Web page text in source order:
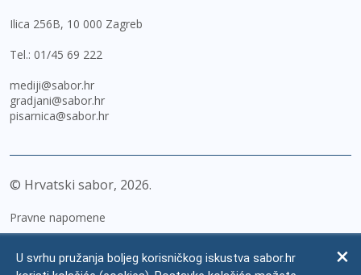
Ilica 256B, 10 000 Zagreb
Tel.: 01/45 69 222
mediji@sabor.hr
gradjani@sabor.hr
pisarnica@sabor.hr
© Hrvatski sabor, 2026
Pravne napomene
U svrhu pružanja boljeg korisničkog iskustva sabor.hr